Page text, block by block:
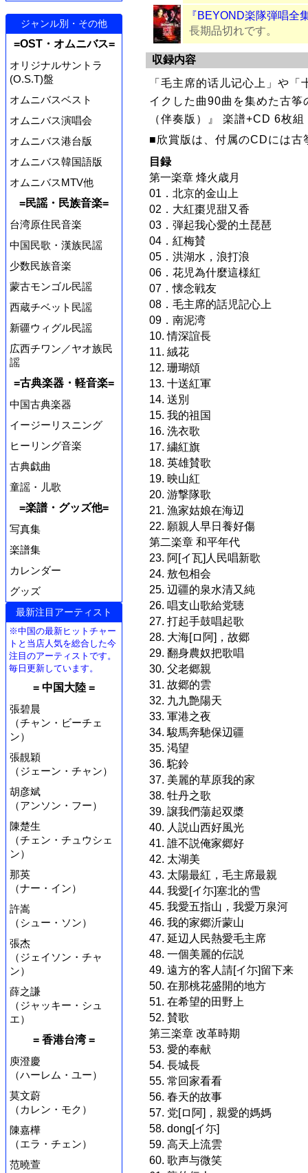
ジャンル別・その他
=OST・オムニバス=
オリジナルサントラ
(O.S.T)盤
オムニバスベスト
オムニバス演唱会
オムニバス港台版
オムニバス韓国語版
オムニバスMTV他
=民謡・民族音楽=
台湾原住民音楽
中国民歌・漢族民謡
少数民族音楽
蒙古モンゴル民謡
西蔵チベット民謡
新疆ウィグル民謡
広西チワン／ヤオ族民
謡
=古典楽器・軽音楽=
中国古典楽器
イージーリスニング
ヒーリング音楽
古典戯曲
童謡・儿歌
=楽譜・グッズ他=
写真集
楽譜集
カレンダー
グッズ
最新注目アーティスト
※中国の最新ヒットチャー
トと当店人気を総合した今
注目のアーティストです。
毎日更新しています。
= 中国大陸 =
張碧晨
（チャン・ビーチェ
ン）
張靚穎
（ジェーン・チャン）
胡彦斌
（アンソン・フー）
陳楚生
（チェン・チュウシェ
ン）
那英
（ナー・イン）
許嵩
（シュー・ソン）
張杰
（ジェイソン・チャ
ン）
薛之謙
（ジャッキー・シュ
エ）
= 香港台湾 =
庾澄慶
（ハーレム・ユー）
莫文蔚
（カレン・モク）
陳嘉樺
（エラ・チェン）
范曉萱
『BEYOND楽隊弾唱全
長期品切れです。
収録内容
「毛主席的话儿记心上」や
イクした曲90曲を集めた古
（伴奏版）』 楽譜+CD 6枚組
■欣賞版は、付属のCDには古
目録
第一楽章 烽火歳月
01．北京的金山上
02．大紅棗児甜又香
03．弾起我心愛的土琵琶
04．紅梅賛
05．洪湖水，浪打浪
06．花児為什麼這様紅
07．懐念戦友
08．毛主席的話児記心上
09．南泥湾
10. 情深誼長
11. 絨花
12. 珊瑚頌
13. 十送紅軍
14. 送別
15. 我的祖国
16. 洗衣歌
17. 繍紅旗
18. 英雄賛歌
19. 映山紅
20. 游撃隊歌
21. 漁家姑娘在海辺
22. 願親人早日養好傷
第二楽章 和平年代
23. 阿[イ瓦]人民唱新歌
24. 敖包相会
25. 辺疆的泉水清又純
26. 唱支山歌給党聴
27. 打起手鼓唱起歌
28. 大海[ロ阿]，故郷
29. 翻身農奴把歌唱
30. 父老郷親
31. 故郷的雲
32. 九九艶陽天
33. 軍港之夜
34. 駿馬奔馳保辺疆
35. 渇望
36. 駝鈴
37. 美麗的草原我的家
38. 牡丹之歌
39. 譲我們蕩起双槳
40. 人説山西好風光
41. 誰不説俺家郷好
42. 太湖美
43. 太陽最紅，毛主席最親
44. 我愛[イ尓]塞北的雪
45. 我愛五指山，我愛万泉河
46. 我的家郷沂蒙山
47. 延辺人民熱愛毛主席
48. 一個美麗的伝説
49. 遠方的客人請[イ尓]留下来
50. 在那桃花盛開的地方
51. 在希望的田野上
52. 賛歌
第三楽章 改革時期
53. 愛的奉献
54. 長城長
55. 常回家看看
56. 春天的故事
57. 党[ロ阿]，親愛的媽媽
58. dong[イ尓]
59. 高天上流雲
60. 歌声与微笑